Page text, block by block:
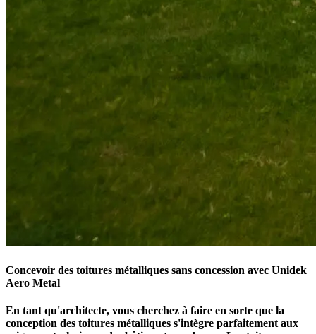
Concevoir des toitures métalliques sans concession avec Unidek
Aero Metal
En tant qu'architecte, vous cherchez à faire en sorte que la
conception des toitures métalliques s'intègre parfaitement aux